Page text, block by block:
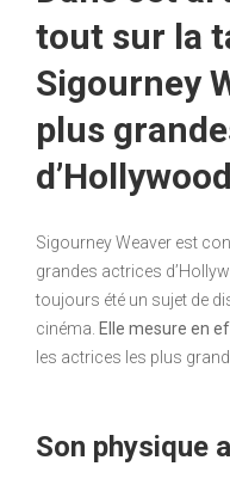
tout sur la
Sigourney
plus
Sigourney Weaver est
grandes actrices
toujours été un sujet de
cinéma. Elle mesure en
les actrices les plus
Son physique